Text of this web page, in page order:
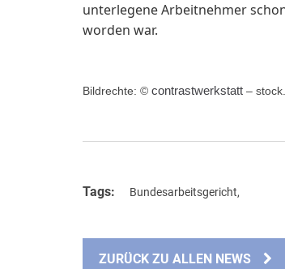
unterlegene Arbeitnehmer
worden war.
Bildrechte: © contrastwerkstatt –
Tags: Bundesarbeitsgericht,
ZURÜCK ZU ALLEN NEWS